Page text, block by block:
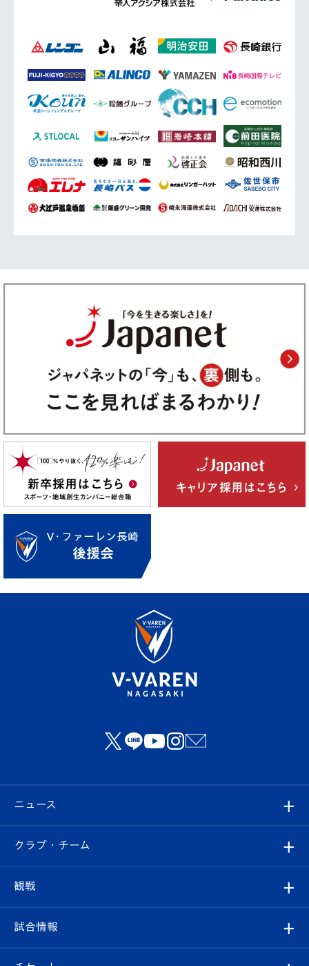
ニュース
すべて
クラブ
試合情報
クラブ・チーム
クラブ概要
観戦
観戦ルール
試合情報